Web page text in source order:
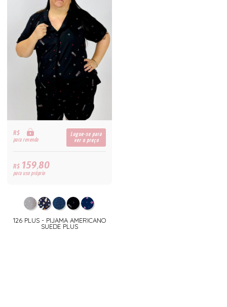
R$
para revenda
Logue-se para
ver o preço
R$159,80
para uso próprio
126 PLUS - PIJAMA AMERICANO
SUEDE PLUS